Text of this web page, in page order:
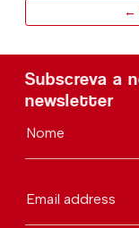
←
Subscreva a
newsletter
Nome
Email address